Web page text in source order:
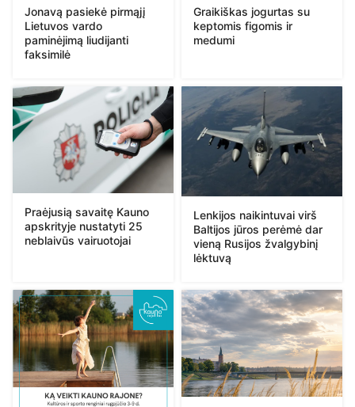
Jonavą pasiekė pirmąjį
Lietuvos vardo
paminėjimą liudijanti
faksimilė
Graikiškas jogurtas su
keptomis figomis ir
medumi
Praėjusią savaitę Kauno
apskrityje nustatyti 25
neblaivūs vairuotojai
Lenkijos naikintuvai virš
Baltijos jūros perėmė dar
vieną Rusijos žvalgybinį
lėktuvą